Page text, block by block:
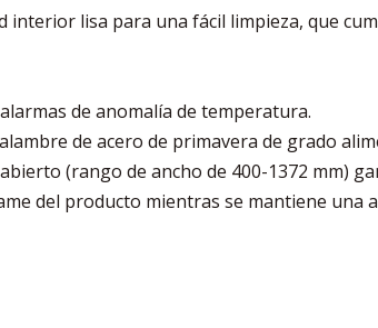
lisa para una fácil limpieza, que
de anomalía de temperatura.
de acero de primavera de grado
(rango de ancho de 400-1372 mm)
del producto mientras se mantiene una